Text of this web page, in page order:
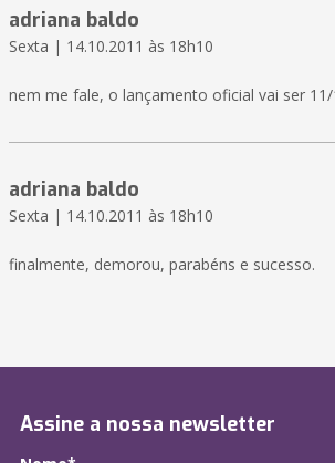
adriana baldo
Sexta | 14.10.2011 às 18h10
nem me fale, o lançamento oficial vai ser 11/
adriana baldo
Sexta | 14.10.2011 às 18h10
finalmente, demorou, parabéns e sucesso.
Assine a nossa newsletter